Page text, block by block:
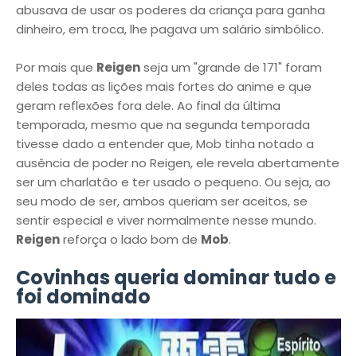
abusava de usar os poderes da criança para ganha
dinheiro, em troca, lhe pagava um salário simbólico.
Por mais que Reigenseja um "grande de 171" foram
deles todas as lições mais fortes do anime e que
geram reflexões fora dele. Ao final da última
temporada, mesmo que na segunda temporada
tivesse dado a entender que, Mob tinha notado a
ausência de poder no Reigen, ele revela abertamente
ser um charlatão e ter usado o pequeno. Ou seja, ao
seu modo de ser, ambos queriam ser aceitos, se
sentir especial e viver normalmente nesse mundo.
Reigenreforça o lado bom de Mob.
Covinhas queria dominar tudo e
foi dominado